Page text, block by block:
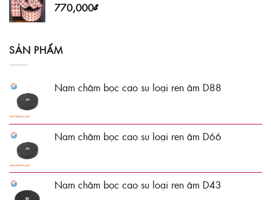
770,000₫
SẢN PHẨM
Nam châm bọc cao su loại ren âm D88
Nam châm bọc cao su loại ren âm D66
Nam châm bọc cao su loại ren âm D43